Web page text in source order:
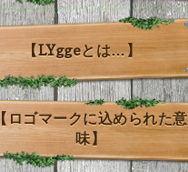
【LYggeとは…】
【ロゴマークに込められた意
味】